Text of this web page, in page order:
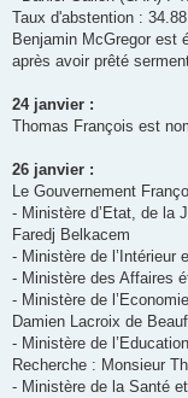
Taux d'abstention :
Benjamin McGregor est
après avoir prêté
24 janvier :
Thomas François est
26 janvier :
Le Gouvernement
- Ministère d’Etat, de la
Faredj Belkacem
- Ministère de l’Intérieur
- Ministère des Affaires
- Ministère de
Damien Lacroix de
- Ministère de
Recherche : Monsieur
- Ministère de la Santé